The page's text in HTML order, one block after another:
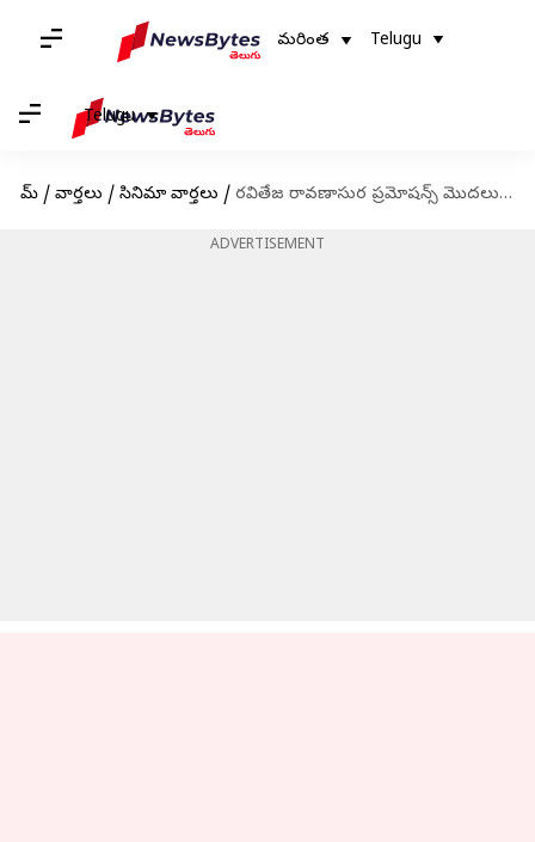
మరింత Telugu
Telugu
హోమ్ / వార్తలు / సినిమా వార్తలు / రవితేజ రావణాసుర ప్రమోషన్స్ మొదలు: టీజర్ రిలీజ్ ఎప్పుడంటే
ADVERTISEMENT